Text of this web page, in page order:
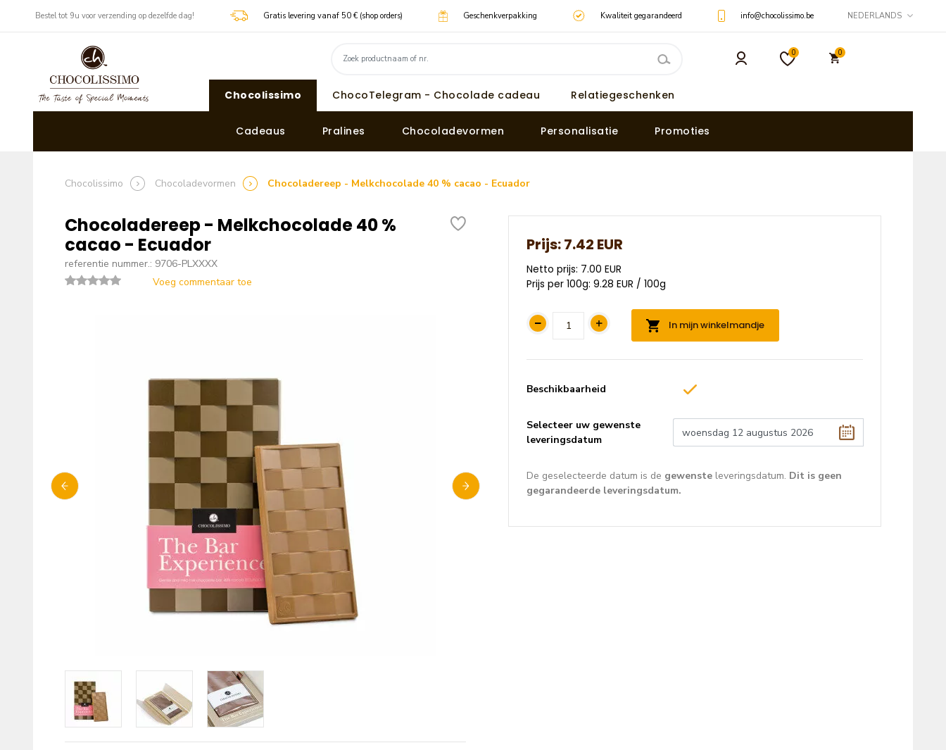
​​ Bestel tot 9u voor verzending op dezelfde dag! Gratis levering vanaf 50 € (shop orders) Geschenkverpakking Kwaliteit gegarandeerd info@chocolissimo.be NEDERLANDS
0 0
Chocolissimo ChocoTelegram - Chocolade cadeau Relatiegeschenken
Cadeaus Pralines Chocoladevormen Personalisatie Promoties
Chocolissimo Chocoladevormen Chocoladereep - Melkchocolade 40 % cacao - Ecuador
Chocoladereep - Melkchocolade 40 %
cacao - Ecuador
referentie nummer.: 9706-PLXXXX
Voeg commentaar toe
Prijs:7.42 EUR
Netto prijs: 7.00 EUR
Prijs per 100g: 9.28 EUR / 100g
In mijn winkelmandje
Beschikbaarheid
Selecteer uw gewenste
leveringsdatum
De geselecteerde datum is de gewenste leveringsdatum. Dit is geen
gegarandeerde leveringsdatum.